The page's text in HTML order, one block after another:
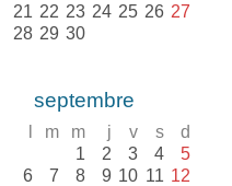
21 22 23 24 25 26 27
28 29 30
septembre
m m j v s d
1 2 3 4 5
6 7 8 9 10 11 12